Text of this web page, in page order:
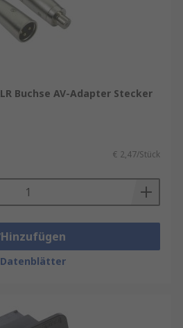
Buchse AV-Adapter Stecker
€ 2,47/Stück
Hinzufügen
Datenblätter